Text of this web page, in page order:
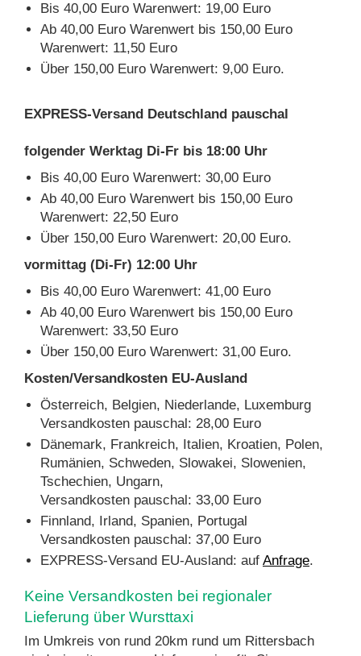
Bis 40,00 Euro Warenwert: 19,00 Euro
Ab 40,00 Euro Warenwert bis 150,00 Euro
Warenwert: 11,50 Euro
Über 150,00 Euro Warenwert: 9,00 Euro.
EXPRESS-Versand Deutschland pauschal
folgender Werktag Di-Fr bis 18:00 Uhr
Bis 40,00 Euro Warenwert: 30,00 Euro
Ab 40,00 Euro Warenwert bis 150,00 Euro
Warenwert: 22,50 Euro
Über 150,00 Euro Warenwert: 20,00 Euro.
vormittag (Di-Fr) 12:00 Uhr
Bis 40,00 Euro Warenwert: 41,00 Euro
Ab 40,00 Euro Warenwert bis 150,00 Euro
Warenwert: 33,50 Euro
Über 150,00 Euro Warenwert: 31,00 Euro.
Kosten/Versandkosten EU-Ausland
Österreich, Belgien, Niederlande, Luxemburg
Versandkosten pauschal: 28,00 Euro
Dänemark, Frankreich, Italien, Kroatien, Polen,
Rumänien, Schweden, Slowakei, Slowenien,
Tschechien, Ungarn,
Versandkosten pauschal: 33,00 Euro
Finnland, Irland, Spanien, Portugal
Versandkosten pauschal: 37,00 Euro
EXPRESS-Versand EU-Ausland: auf Anfrage.
Keine Versandkosten bei regionaler
Lieferung über Wursttaxi
Im Umkreis von rund 20km rund um Rittersbach